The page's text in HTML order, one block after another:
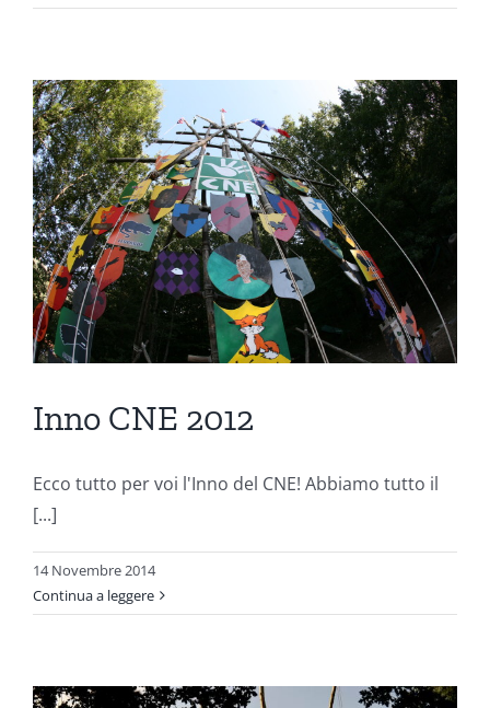
Inno CNE 2012
Ecco tutto per voi l'Inno del CNE! Abbiamo tutto il
[...]
14 Novembre 2014
Continua a leggere